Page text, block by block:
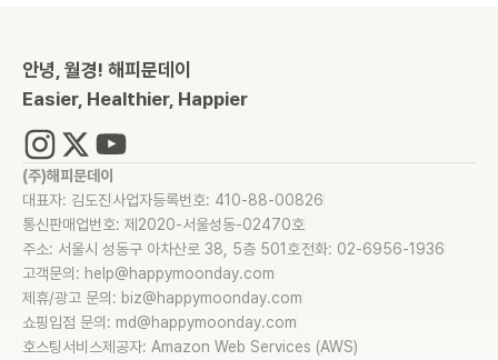
안녕, 월경! 해피문데이
Easier, Healthier, Happier
(주)해피문데이
대표자: 김도진사업자등록번호: 410-88-00826
통신판매업번호: 제2020-서울성동-02470호
주소: 서울시 성동구 아차산로 38, 5층 501호전화: 02-6956-1936
고객문의: help@happymoonday.com
제휴/광고 문의: biz@happymoonday.com
쇼핑입점 문의: md@happymoonday.com
호스팅서비스제공자: Amazon Web Services (AWS)